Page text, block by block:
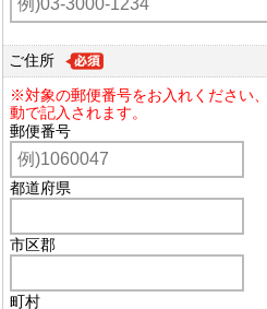
ご住所
※対象の郵便番号をお入れください
動で記入されます。
郵便番号
都道府県
市区郡
町村